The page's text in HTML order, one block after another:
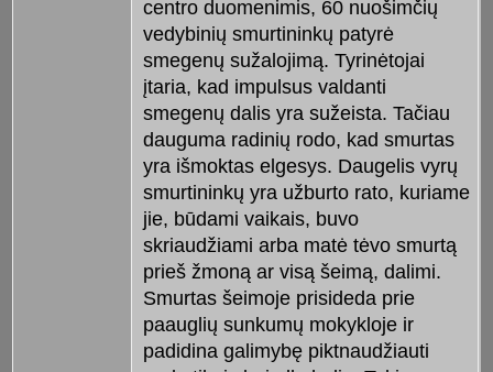
centro duomenimis, 60 nuošimčių
vedybinių smurtininkų patyrė
smegenų sužalojimą. Tyrinėtojai
įtaria, kad impulsus valdanti
smegenų dalis yra sužeista. Tačiau
dauguma radinių rodo, kad smurtas
yra išmoktas elgesys. Daugelis vyrų
smurtininkų yra užburto rato, kuriame
jie, būdami vaikais, buvo
skriaudžiami arba matė tėvo smurtą
prieš žmoną ar visą šeimą, dalimi.
Smurtas šeimoje prisideda prie
paauglių sunkumų mokykloje ir
padidina galimybę piktnaudžiauti